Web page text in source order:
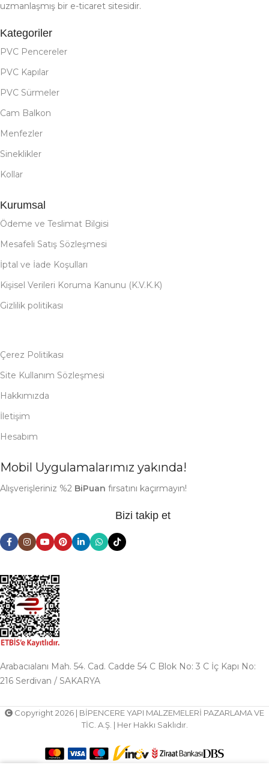
uzmanlaşmış bir e-ticaret sitesidir.
Kategoriler
PVC Pencereler
PVC Kapılar
PVC Sürmeler
Cam Balkon
Menfezler
Sineklikler
Kollar
Kurumsal
Ödeme ve Teslimat Bilgisi
Mesafeli Satış Sözleşmesi
İptal ve İade Koşulları
Kişisel Verileri Koruma Kanunu (K.V.K.K)
Gizlilik politikası
Çerez Politikası
Site Kullanım Sözleşmesi
Hakkımızda
İletişim
Hesabım
Mobil Uygulamalarımız yakında!
Alışverişleriniz %2 BiPuan fırsatını kaçırmayın!
Bizi takip et
Arabacıalanı Mah. 54. Cad. Cadde 54 C Blok No: 3 C İç Kapı No:
216 Serdivan / SAKARYA
Copyright 2026 | BİPENCERE YAPI MALZEMELERİ PAZARLAMA VE
TİC. A.Ş. | Her Hakkı Saklıdır.